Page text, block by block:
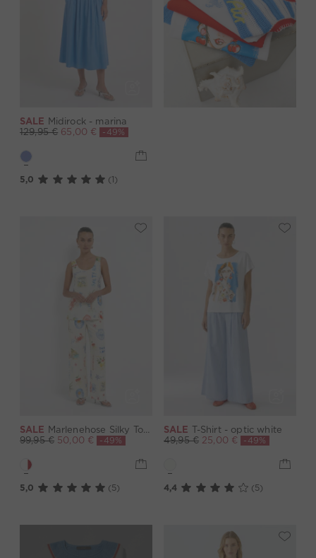
SALE Midirock - marina
129,95 € 65,00 € -49%
5,0 (1)
SALE Marlenehose Silky Touch - white red
99,95 € 50,00 € -49%
5,0 (5)
SALE T-Shirt - optic white
49,95 € 25,00 € -49%
4,4 (5)